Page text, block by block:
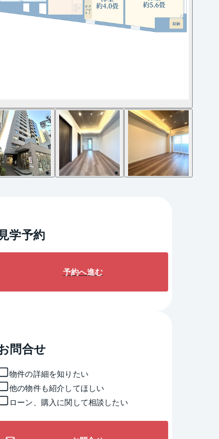
学予約
予約へ進む
問合せ
物件の詳細を知りたい
他の物件も紹介してほしい
ローン、購入に関して相談したい